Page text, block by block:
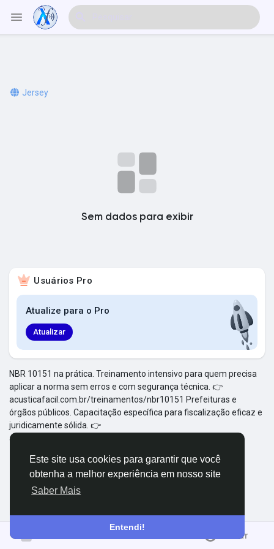
Este site usa cookies para garantir que você
obtenha a melhor experiência em nosso site
Saber Mais
Entendi!
Entrar
Explorar Artigos & Publicações
Meus Grupos
Explorar Páginas
Páginas Curtidas
Postagens populares
Descubra Novas Postagens
Jersey
Sem dados para exibir
Usuários Pro
Atualize para o Pro
Atualizar
NBR 10151 na prática. Treinamento intensivo para quem precisa
aplicar a norma sem erros e com segurança técnica. 👉
acusticafacil.com.br/treinamentos/nbr10151 Prefeituras e
órgãos públicos. Capacitação específica para fiscalização eficaz e
juridicamente sólida. 👉
acusticafacil.com.br/treinamentos/prefeituras